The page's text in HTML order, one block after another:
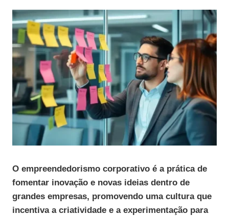
O empreendedorismo corporativo é a prática de
fomentar inovação e novas ideias dentro de
grandes empresas, promovendo uma cultura que
incentiva a criatividade e a experimentação para